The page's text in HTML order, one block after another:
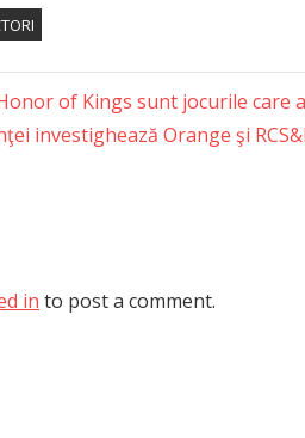
of Kings sunt jocurile care
investighează Orange şi
in to post a comment.